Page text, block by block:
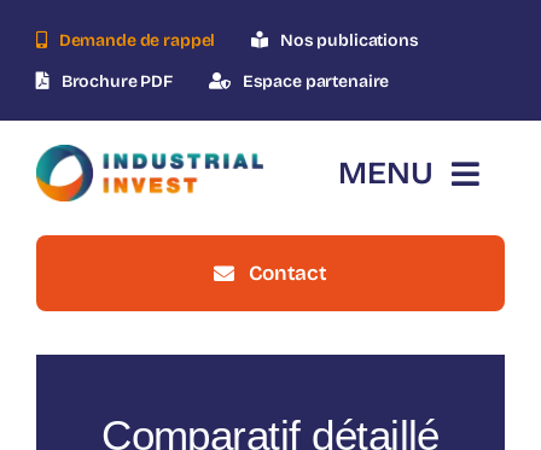
content
Demande de rappel
Nos publications
Brochure PDF
Espace partenaire
MENU
Qui-sommes-nous ?
Le dispositif
Contact
Comparatif détaillé